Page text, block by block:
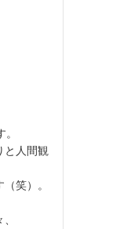
と人間観
笑）。